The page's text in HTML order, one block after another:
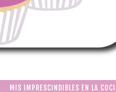
MIS IMPRESCINDIBLES EN LA